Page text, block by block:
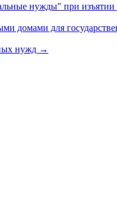
нужды" при
домами для
нужд →